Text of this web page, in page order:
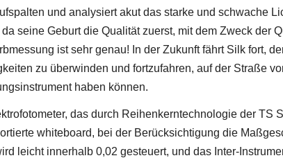
und analysiert akut das starke und schwache
seine Geburt die Qualität zuerst, mit dem Zweck
ist sehr genau! In der Zukunft fährt Silk fort,
zu überwinden und fortzufahren, auf der Straße
haben können.
das durch Reihenkerntechnologie der
whiteboard, bei der Berücksichtigung die
leicht innerhalb 0,02 gesteuert, und das Inter-